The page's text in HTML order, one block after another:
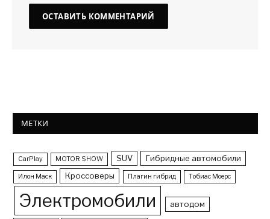
МЕТКИ
CarPlay MOTOR SHOW SUV Гибридные автомобили
Илон Маск Кроссоверы Плагин гибрид Тобиас Моерс
Электромобили автодом